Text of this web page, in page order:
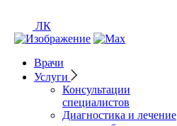
ЛК
Врачи
Услуги
Консультации
специалистов
Диагностика и лечение